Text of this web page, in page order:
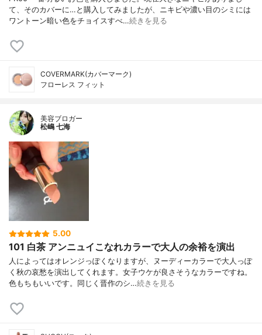
て、そのカバーに…と購入してみましたが、ニキビや濃い目のシミには
ワントーン暗い色をチョイスすべ…続きを見る
COVERMARK(カバーマーク)
フローレス フィット
美容ブロガー
松嶋 七海
5.00
101 白茶 アンニュイこなれカラーで大人の余裕を演出
人によってはオレンジっぽくなりますが、ヌーディーカラーで大人っぽ
く秋の哀愁を演出してくれます。女子ウケが良さそうなカラーですね。
色もちもいいです。同じく晋作のシ…続きを見る